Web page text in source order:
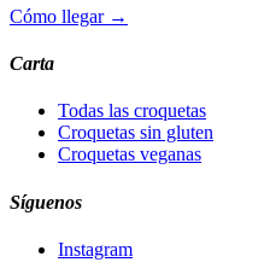
Cómo llegar →
Carta
Todas las croquetas
Croquetas sin gluten
Croquetas veganas
Síguenos
Instagram